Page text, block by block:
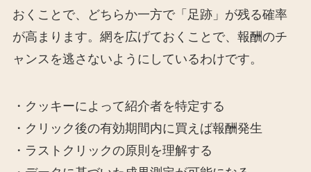
おくことで、どちらか一方で「足跡」が残る確率
が高まります。網を広げておくことで、報酬のチ
ャンスを逃さないようにしているわけです。
・クッキーによって紹介者を特定する
・クリック後の有効期間内に買えば報酬発生
・ラストクリックの原則を理解する